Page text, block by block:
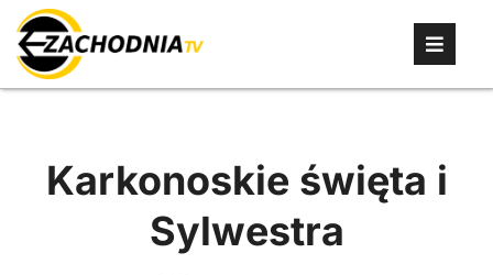
Karkonoskie święta i
Sylwestra